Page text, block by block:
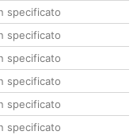
specificato
specificato
specificato
specificato
specificato
specificato